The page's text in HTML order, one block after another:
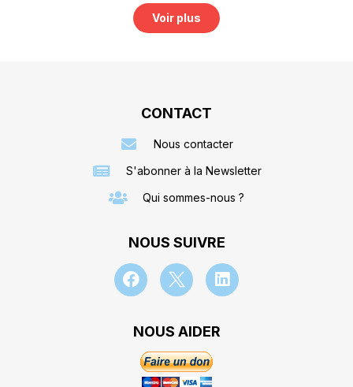
Voir plus
CONTACT
Nous contacter
S'abonner à la Newsletter
Qui sommes-nous ?
NOUS SUIVRE
NOUS AIDER